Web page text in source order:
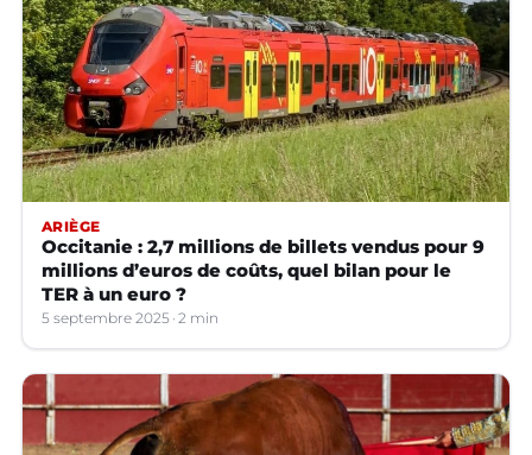
ARIÈGE
Occitanie : 2,7 millions de billets vendus pour 9
millions d’euros de coûts, quel bilan pour le
TER à un euro ?
5 septembre 2025 2 min